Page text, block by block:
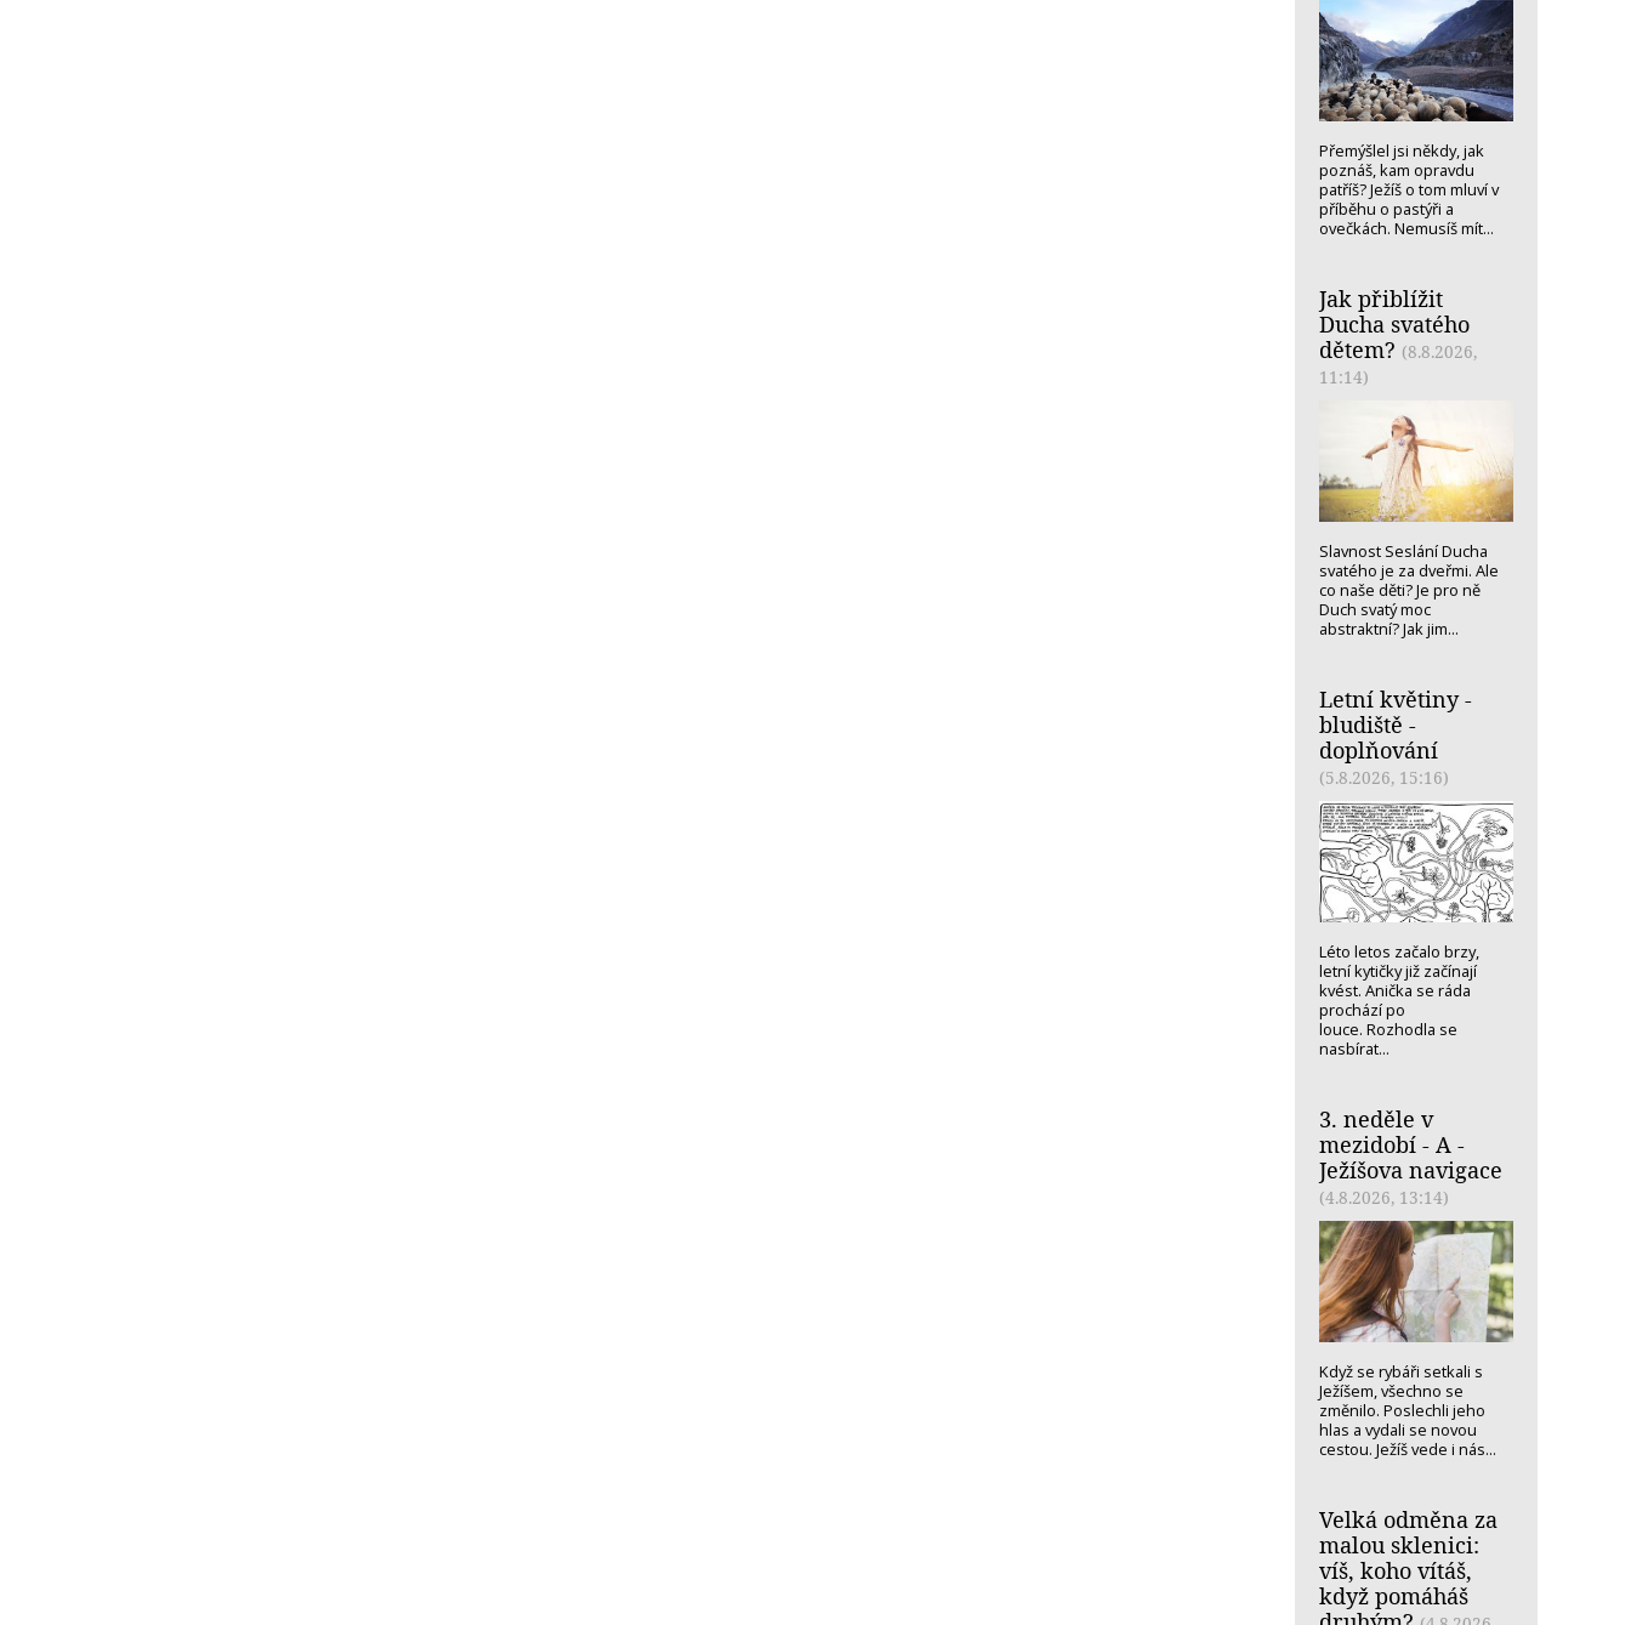
Přemýšlel jsi někdy, jak
poznáš, kam opravdu
patříš? Ježíš o tom mluví v
příběhu o pastýři a
ovečkách. Nemusíš mít...
Jak přiblížit
Ducha svatého
dětem? (8.8.2026,
11:14)
Slavnost Seslání Ducha
svatého je za dveřmi. Ale
co naše děti? Je pro ně
Duch svatý moc
abstraktní? Jak jim...
Letní květiny -
bludiště -
doplňování
(5.8.2026, 15:16)
Léto letos začalo brzy,
letní kytičky již začínají
kvést. Anička se ráda
prochází po
louce. Rozhodla se
nasbírat...
3. neděle v
mezidobí - A -
Ježíšova navigace
(4.8.2026, 13:14)
Když se rybáři setkali s
Ježíšem, všechno se
změnilo. Poslechli jeho
hlas a vydali se novou
cestou. Ježíš vede i nás...
Velká odměna za
malou sklenici:
víš, koho vítáš,
když pomáháš